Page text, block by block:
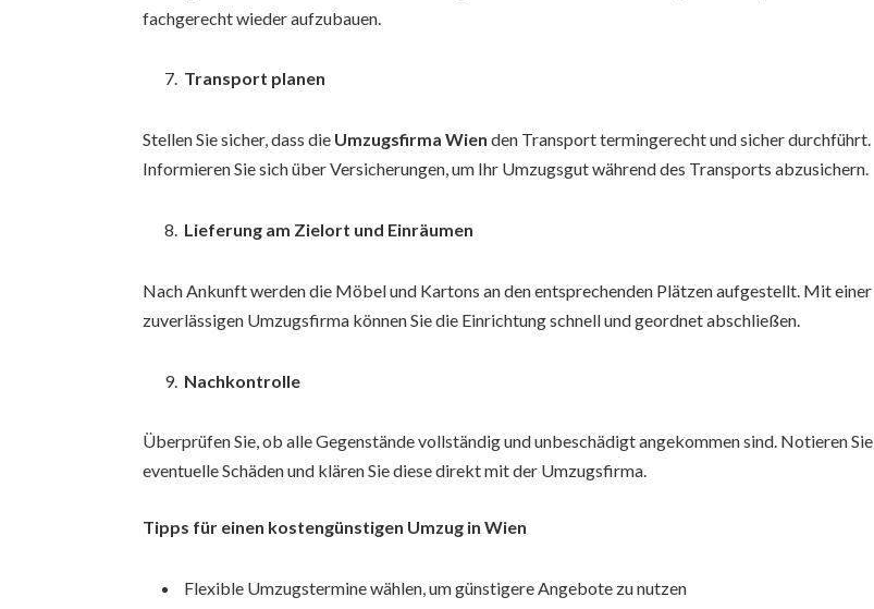
fachgerecht wieder aufzubauen.
Transport planen
Stellen Sie sicher, dass die Umzugsfirma Wien den Transport termingerecht und sicher durchführt.
Informieren Sie sich über Versicherungen, um Ihr Umzugsgut während des Transports abzusichern.
Lieferung am Zielort und Einräumen
Nach Ankunft werden die Möbel und Kartons an den entsprechenden Plätzen aufgestellt. Mit einer
zuverlässigen Umzugsfirma können Sie die Einrichtung schnell und geordnet abschließen.
Nachkontrolle
Überprüfen Sie, ob alle Gegenstände vollständig und unbeschädigt angekommen sind. Notieren Sie
eventuelle Schäden und klären Sie diese direkt mit der Umzugsfirma.
Tipps für einen kostengünstigen Umzug in Wien
Flexible Umzugstermine wählen, um günstigere Angebote zu nutzen